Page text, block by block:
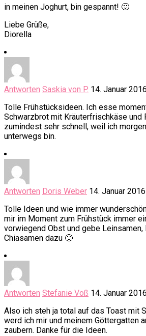
in meinen Joghurt, bin gespannt! 🙂
Liebe Grüße,
Diorella
Antworten Saskia von P. 14. Januar
Tolle Frühstücksideen. Ich esse
Schwarzbrot mit Kräuterfrischkäse und
zumindest sehr schnell, weil ich
unterwegs bin.
Antworten Doris Weber 14. Januar
Tolle Ideen und wie immer
mir im Moment zum Frühstück immer
vorwiegend Obst und gebe Leinsamen,
Chiasamen dazu 🙂
Antworten Stefanie Voß 14. Januar
Also ich steh ja total auf das Toast mit
werd ich mir und meinem Göttergatten
zaubern. Danke für die Ideen.